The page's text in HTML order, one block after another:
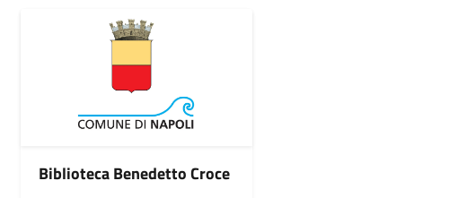
Biblioteca Benedetto Croce